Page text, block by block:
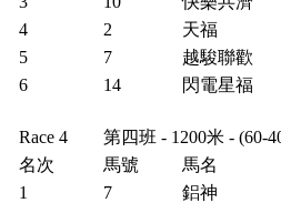
4
2
天福
5
7
越駿聯歡
6
14 閃電星福
Race 4
第四班 - 1200米 -
名次
馬號
馬名
1
7
鋁神